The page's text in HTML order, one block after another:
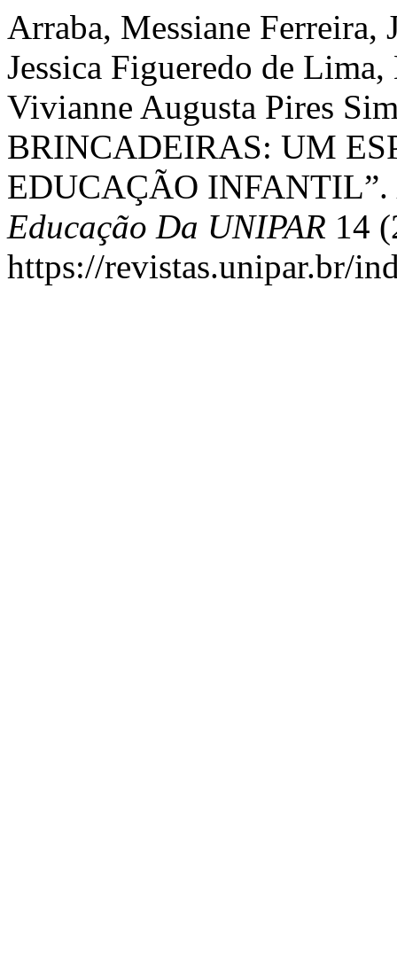
Arraba, Messiane Ferreira,
Jessica Figueredo de
Vivianne Augusta Pires
BRINCADEIRAS: UM
EDUCAÇÃO INFANTIL”.
Educação Da UNIPAR 14
https://revistas.unipar.br/